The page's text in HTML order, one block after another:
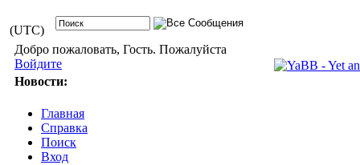
(UTC)
Добро пожаловать, Гость. Пожалуйста
Войдите
Новости:
Главная
Справка
Поиск
Вход